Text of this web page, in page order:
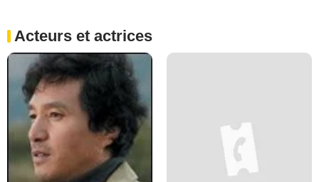
Acteurs et actrices